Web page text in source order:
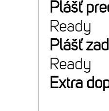
Plášť
Ready
Plášť
Ready
Extra